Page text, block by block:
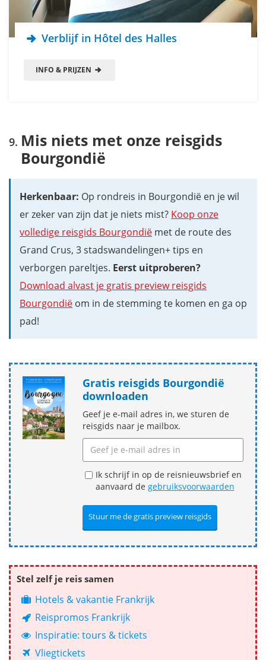
Verblijf in Hôtel des Halles
INFO & PRIJZEN
Mis niets met onze reisgids
Bourgondië
Herkenbaar: Op rondreis in Bourgondië en je wil
er zeker van zijn dat je niets mist? Koop onze
volledige reisgids Bourgondië met de route des
Grand Crus, 3 stadswandelingen+ tips en
verborgen pareltjes. Eerst uitproberen?
Download alvast je gratis preview reisgids
Bourgondië om in de stemming te komen en ga op
pad!
Gratis reisgids Bourgondië
downloaden
Geef je e-mail adres in, we sturen de
reisgids naar je mailbox.
Ik schrijf in op de reisnieuwsbrief en
aanvaard de gebruiksvoorwaarden
Stel zelf je reis samen
Hotels & vakantie Frankrijk
Reispromos Frankrijk
Inspiratie: tours & tickets
Vliegtickets